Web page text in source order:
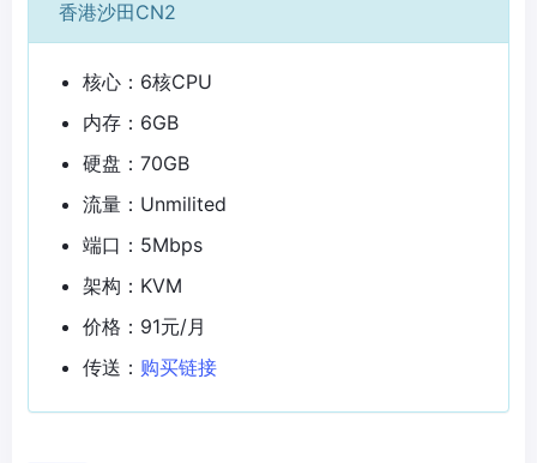
香港沙田CN2
核心：6核CPU
内存：6GB
硬盘：70GB
流量：Unmilited
端口：5Mbps
架构：KVM
价格：91元/月
传送： 购买链接